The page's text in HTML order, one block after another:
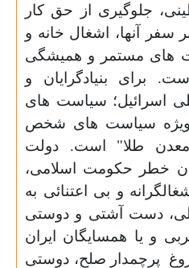
جلوگیری از حق کار
سفر آنها، اشغال خانه و
های مستمر و همیشگی
برای بنیادگرایان و
اسرائیل؛ سیاست های
ویژه سیاست های شخص
طلا" است. دولت
خطر حکومت اسلامی،
و بی اعتنائی به
دست آشتی و دوستی
و یا همسایگان ایران
پرچمدار صلح، دوستی